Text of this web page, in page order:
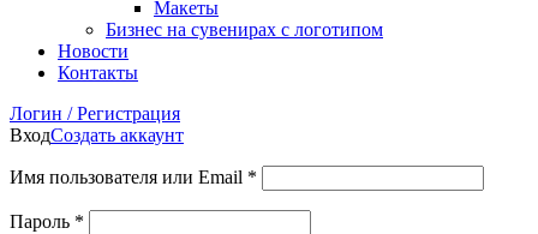
Макеты
Бизнес на сувенирах с логотипом
Новости
Контакты
Логин / Регистрация
ВходСоздать аккаунт
Имя пользователя или Email *
Пароль *